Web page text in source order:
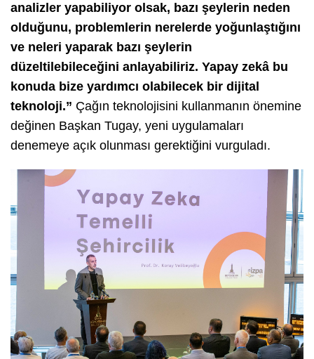
analizler yapabiliyor olsak, bazı şeylerin neden
olduğunu, problemlerin nerelerde yoğunlaştığını
ve neleri yaparak bazı şeylerin
düzeltilebileceğini anlayabiliriz. Yapay zekâ bu
konuda bize yardımcı olabilecek bir dijital
teknoloji.” Çağın teknolojisini kullanmanın önemine
değinen Başkan Tugay, yeni uygulamaları
denemeye açık olunması gerektiğini vurguladı.